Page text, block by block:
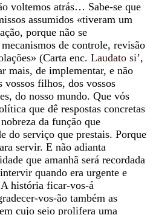
voltemos atrás… Sabe-se que
assumidos «tiveram um
porque não se
de controle, revisão
(Carta enc. Laudato si’,
mais, de implementar, e não
vossos filhos, dos vossos
do nosso mundo. Que vós
que dê respostas concretas
da função que
do serviço que prestais. Porque
servir. E não adianta
que amanhã será recordada
quando era urgente e
história ficar-vos-á
vos-ão também as
cujo seio prolifera uma